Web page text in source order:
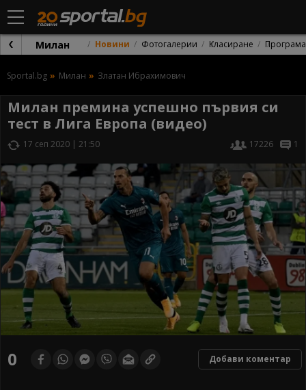
Милан Новини Фотогалерии Класиране Програма
Sportal.bg Милан Златан Ибрахимович
Милан премина успешно първия си
тест в Лига Европа (видео)
17 сеп 2020 | 21:50 17226 1
0 Добави коментар